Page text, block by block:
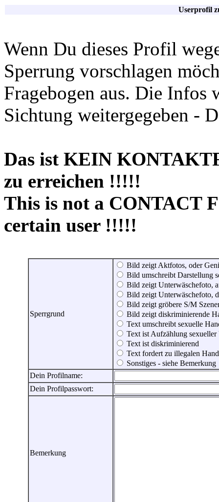
Userprofil
Wenn Du dieses Profil
Sperrung vorschlagen
Fragebogen aus. Die Infos
Sichtung weitergegeben -
Das ist KEIN
zu erreichen !!!!!
This is not a CONTACT
certain user !!!!!
Sperrgrund
Bild zeigt Aktfotos, oder
Bild umschreibt Darstellung
Bild zeigt Unterwäschefoto,
Bild zeigt Unterwäschefoto,
Bild zeigt gröbere S/M
Bild zeigt diskriminierende
Text umschreibt sexuelle
Text ist Aufzählung sexueller
Text ist diskriminierend
Text fordert zu illegalen
Sonstiges - siehe Bemerkung
Dein Profilname:
Dein Profilpasswort:
Bemerkung